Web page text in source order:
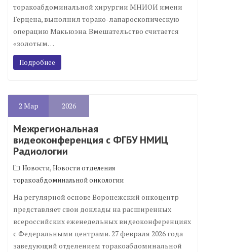
торакоабдоминальной хирургии МНИОИ имени
Герцена, выполнил торако-лапароскопическую
операцию Макьюэна. Вмешательство считается
«золотым…
Подробнее
2 Мар 2026
Межрегиональная
видеоконференция с ФГБУ НМИЦ
Радиологии
Новости,Новости отделения
торакоабдоминальной онкологии
На регулярной основе Воронежский онкоцентр
представляет свои доклады на расширенных
всероссийских еженедельных видеоконференциях
с Федеральными центрами. 27 февраля 2026 года
заведующий отделением торакоабдоминальной